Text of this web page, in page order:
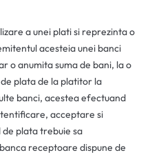
a unei plati si reprezinta o
acesteia unei banci
o anumita suma de bani, la o
plata de la platitor la
banci, acestea efectuand
acceptare si
plata trebuie sa
receptoare dispune de